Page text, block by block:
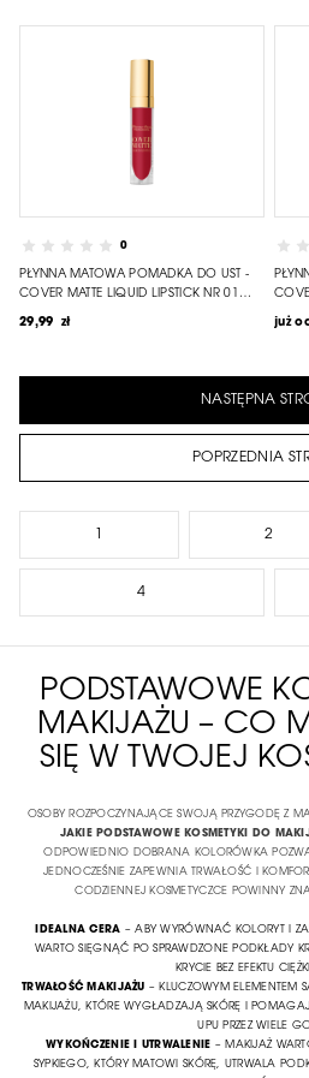
0
PŁYNNA MATOWA POMADKA DO UST -
COVER MATTE LIQUID LIPSTICK NR 01
TRUE RED
29,99 zł
już
NASTĘPNA
POPRZEDNIA
2
4
PODSTAWOWE
MAKIJAŻU – CO
SIĘ W TWOJEJ
OSOBY ROZPOCZYNAJĄCE SWOJĄ PRZYGODĘ Z
JAKIE PODSTAWOWE KOSMETYKI DO
ODPOWIEDNIO DOBRANA KOLORÓWKA
JEDNOCZEŚNIE ZAPEWNIA TRWAŁOŚĆ I
CODZIENNEJ KOSMETYCZCE POWINNY
IDEALNA CERA – ABY WYRÓWNAĆ KOLORYT I
WARTO SIĘGNĄĆ PO SPRAWDZONE PODKŁADY
KRYCIE BEZ EFEKTU
TRWAŁOŚĆ MAKIJAŻU – KLUCZOWYM ELEMENTEM
MAKIJAŻU, KTÓRE WYGŁADZAJĄ SKÓRĘ I
UPU PRZEZ WIELE
WYKOŃCZENIE I UTRWALENIE – MAKIJAŻ
SYPKIEGO, KTÓRY MATOWI SKÓRĘ, UTRWALA